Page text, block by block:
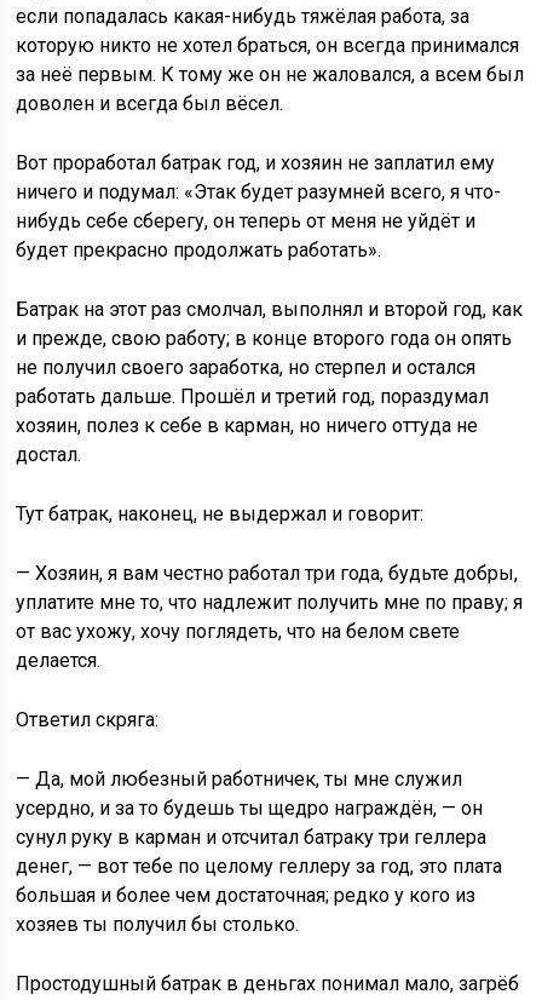
если попадалась какая-нибудь тяжёлая работа, за
которую никто не хотел браться, он всегда принимался
за неё первым. К тому же он не жаловался, а всем был
доволен и всегда был вёсел.
Вот проработал батрак год, и хозяин не заплатил ему
ничего и подумал: «Этак будет разумней всего, я что-
нибудь себе сберегу, он теперь от меня не уйдёт и
будет прекрасно продолжать работать».
Батрак на этот раз смолчал, выполнял и второй год, как
и прежде, свою работу; в конце второго года он опять
не получил своего заработка, но стерпел и остался
работать дальше. Прошёл и третий год, пораздумал
хозяин, полез к себе в карман, но ничего оттуда не
достал.
Тут батрак, наконец, не выдержал и говорит:
— Хозяин, я вам честно работал три года, будьте добры,
уплатите мне то, что надлежит получить мне по праву; я
от вас ухожу, хочу поглядеть, что на белом свете
делается.
Ответил скряга:
— Да, мой любезный работничек, ты мне служил
усердно, и за то будешь ты щедро награждён, — он
сунул руку в карман и отсчитал батраку три геллера
денег, — вот тебе по целому геллеру за год, это плата
большая и более чем достаточная; редко у кого из
хозяев ты получил бы столько.
Простодушный батрак в деньгах понимал мало, загрёб